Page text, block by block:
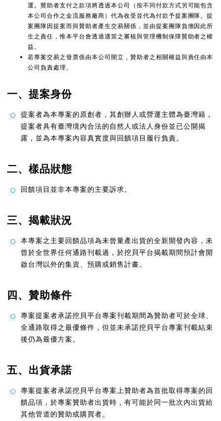
運。贊助者支付之款項將透過本公司（按不同付款方式另可能包含
本公司合作之金流服務廠商）代為收受並代為付款予提案團隊。提
案團隊因提案而與贊助者產生交易關係，並由提案團隊負擔因此所
生之責任，惟本平台會透過適當之審核與管理機制保障贊助者之權
益。
若專案交易之發票係由本公司開立，贊助者之相關權益與責任由本
公司負責處理。
一、提案身份
提案者為本專案的原創者，其創辦人或營運主體為臺灣籍，
提案者具有臺灣境內合法的自然人或法人身份並已公開揭
露，並為本專案內容真實度與回饋項目履行負責。
二、樣品狀態
回饋項目並非本專案的主要訴求。
三、揭載狀況
本專案之主要回饋品項為未曾量產出貨的全新開發內容，未
曾於全世界任何通路刊載過，於挖貝平台揭載期間預計會開
啟台灣以外的集資、預購或銷售計畫。
四、贊助條件
專案提案者承諾挖貝平台專案刊載期間為贊助者可於全球、
全通路取得之最優條件，但並未承諾挖貝平台專案刊載結束
後仍為最優方案。
五、出貨承諾
專案提案者承諾挖貝平台專案上贊助者為首批取得專案的回
饋品項，於專案贊助者出貨時，有可能於同一批次內出貨給
其他管道的贊助或購買者。